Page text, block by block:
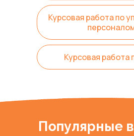
Курсовая работа
Курсовая работа по
Популярные